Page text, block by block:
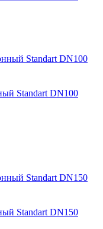
Standart DN100
Standart DN150